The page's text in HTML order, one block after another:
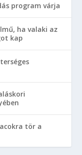
program várja
ha valaki az
kap
tör a